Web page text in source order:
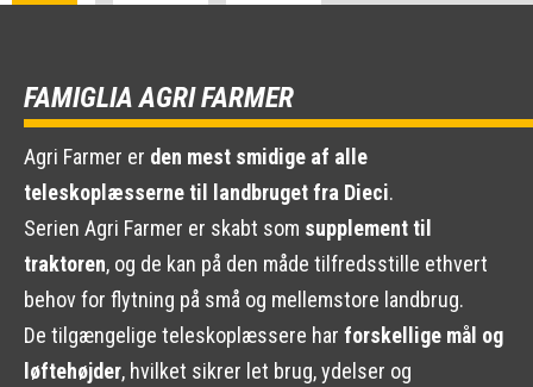
FAMIGLIA AGRI FARMER
Agri Farmer er den mest smidige af alle
teleskoplæsserne til landbruget fra Dieci.
Serien Agri Farmer er skabt som supplement til
traktoren, og de kan på den måde tilfredsstille ethvert
behov for flytning på små og mellemstore landbrug.
De tilgængelige teleskoplæssere har forskellige mål og
løftehøjder, hvilket sikrer let brug, ydelser og